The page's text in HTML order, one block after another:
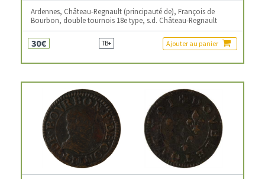
Ardennes, Château-Regnault (principauté de), François de
Bourbon, double tournois 18e type, s.d. Château-Regnault
30€ TB+ Ajouter au panier